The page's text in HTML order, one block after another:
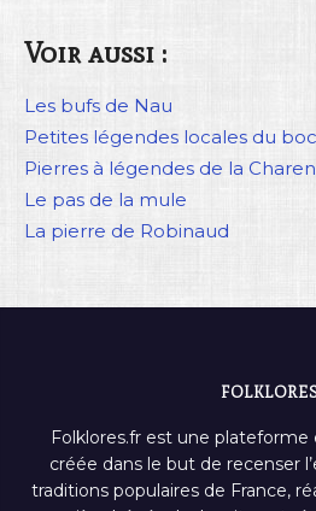
Voir aussi :
Les bufs de Nau
Petites légendes locales du
Pierres à légendes de la
Le pas de la mule
La pierre de Robinaud
Folklores.fr est une plateforme
créée dans le but de recenser
traditions populaires de France,